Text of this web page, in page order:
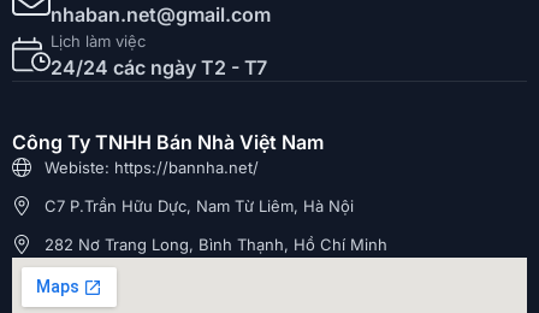
nhaban.net@gmail.com
Lịch làm việc
24/24 các ngày T2 - T7
Công Ty TNHH Bán Nhà Việt Nam
Webiste: https://bannha.net/
C7 P.Trần Hữu Dực, Nam Từ Liêm, Hà Nội
282 Nơ Trang Long, Bình Thạnh, Hồ Chí Minh